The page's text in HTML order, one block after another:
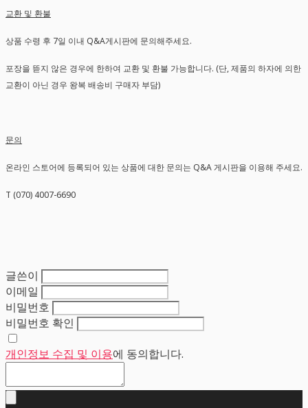
교환 및 환불
상품 수령 후 7일 이내 Q&A게시판에 문의해주세요.
포장을 뜯지 않은 경우에 한하여 교환 및 환불 가능합니다. (단, 제품의 하자에 의한
교환이 아닌 경우 왕복 배송비 구매자 부담)
문의
온라인 스토어에 등록되어 있는 상품에 대한 문의는 Q&A 게시판을 이용해 주세요.
T (070) 4007-6690
글쓴이
이메일
비밀번호
비밀번호 확인
개인정보 수집 및 이용에 동의합니다.